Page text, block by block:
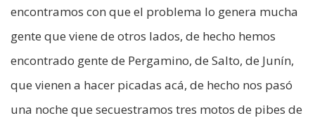
encontramos con que el problema lo genera mucha
gente que viene de otros lados, de hecho hemos
encontrado gente de Pergamino, de Salto, de Junín,
que vienen a hacer picadas acá, de hecho nos pasó
una noche que secuestramos tres motos de pibes de